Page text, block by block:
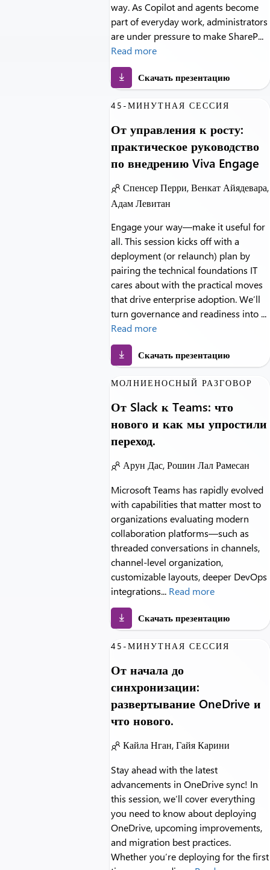
way. As Copilot and agents become
part of everyday work, administrators
are under pressure to make ShareP...
Read more
Скачать презентацию
45-МИНУТНАЯ СЕССИЯ
От управления к росту:
практическое руководство
по внедрению Viva Engage
Спенсер Перри, Венкат Айядевара,
Адам Левитан
Engage your way—make it useful for
all. This session kicks off with a
deployment (or relaunch) plan by
pairing the technical foundations IT
cares about with the practical moves
that drive enterprise adoption. We’ll
turn governance and readiness into ...
Read more
Скачать презентацию
МОЛНИЕНОСНЫЙ РАЗГОВОР
От Slack к Teams: что
нового и как мы упростили
переход.
Арун Дас, Рошин Лал Рамесан
Microsoft Teams has rapidly evolved
with capabilities that matter most to
organizations evaluating modern
collaboration platforms—such as
threaded conversations in channels,
channel-level organization,
customizable layouts, deeper DevOps
integrations... Read more
Скачать презентацию
45-МИНУТНАЯ СЕССИЯ
От начала до
синхронизации:
развертывание OneDrive и
что нового.
Кайла Нган, Гайя Карини
Stay ahead with the latest
advancements in OneDrive sync! In
this session, we’ll cover everything
you need to know about deploying
OneDrive, upcoming improvements,
and migration best practices.
Whether you’re deploying for the first